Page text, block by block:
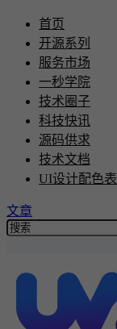
首页
开源系列
服务市场
一秒学院
技术圈子
科技快讯
源码供求
技术文档
UI设计配色表
文章